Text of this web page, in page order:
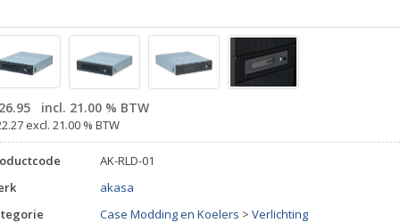
incl. 21.00 % BTW
excl. 21.00 % BTW
AK-RLD-01
akasa
Case Modding en Koelers > Verlichting